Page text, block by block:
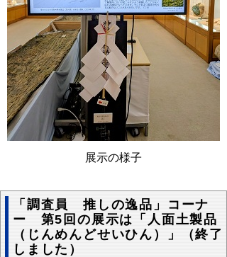
展示の様子
「調査員 推しの逸品」コーナ
ー 第5回の展示は「人面土製品
（じんめんどせいひん）」（終了
しました）